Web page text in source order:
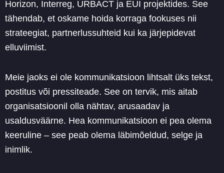
Horizon, Interreg, URBACT ja EUI projektides. See
tähendab, et oskame hoida korraga fookuses nii
strateegiat, partnerlussuhteid kui ka järjepidevat
elluviimist.
Meie jaoks ei ole kommunikatsioon lihtsalt üks tekst,
postitus või pressiteade. See on tervik, mis aitab
organisatsioonil olla nähtav, arusaadav ja
usaldusväärne. Hea kommunikatsioon ei pea olema
keeruline – see peab olema läbimõeldud, selge ja
inimlik.